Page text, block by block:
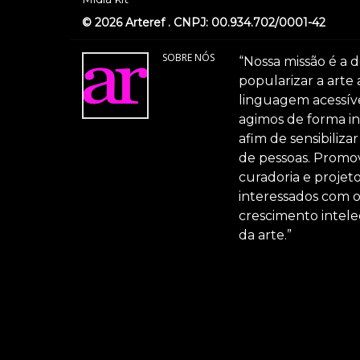
© 2026 Arteref . CNPJ: 00.934.702/0001-42
SOBRE NÓS
“Nossa missão é
popularizar a arte
linguagem
agimos de forma
afim de
de pessoas.
curadoria e
interessados com
crescimento
da arte.”